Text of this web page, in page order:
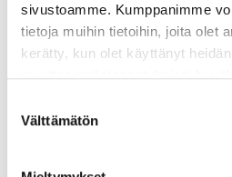
sivustoamme. Kumppanimme
tietoja muihin tietoihin, joita olet
kerätty, kun olet käyttänyt
valinta
Välttämätön
Kunnia- ja ansiomerkkien
jaettiin huomionosoituksia
henkilölle
keskiviikkona kaupungintalon